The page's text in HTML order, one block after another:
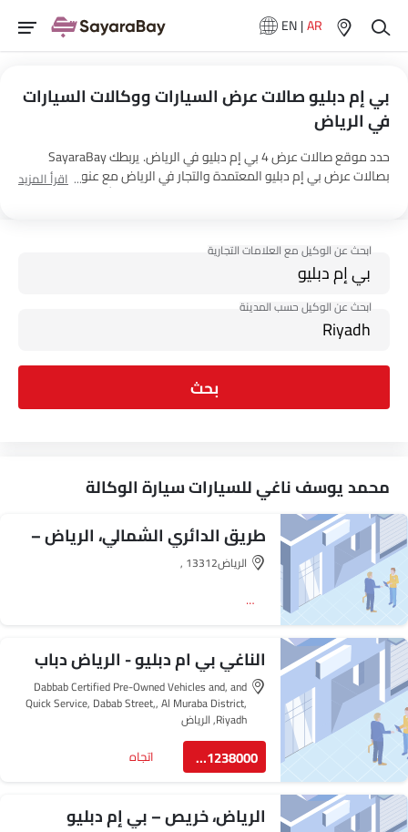
EN|AR
بي إم دبليو صالات عرض السيارات ووكالات السيارات
في الرياض‎
حدد موقع صالات عرض 4 بي إم دبليو في الرياض‎. يربطك SayaraBay
بصالات عرض بي إم دبليو المعتمدة والتجار في الرياض‎ مع عنوانهم
ومعلومات الاتصال الكاملة. لمزيد من المعلومات حول أسعار السيارات بي
اقرأ المزيد
بحث
محمد يوسف ناغي للسيارات سيارة الوكالة
طريق الدائري الشمالي، الرياض –
بي إم دبليو
الرياض‎, 13312
اتجاه
الناغي بي ام دبليو - الرياض دباب
Dabbab Certified Pre-Owned Vehicles and, and
Quick Service, Dabab Street,, Al Muraba District,
Riyadh, الرياض‎
8001238000 اتجاه
الرياض، خريص – بي إم دبليو